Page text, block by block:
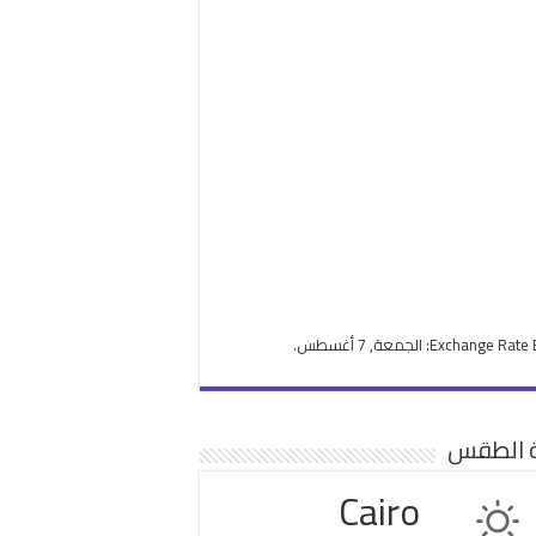
Exchange Rate: الجمعة, 7 أغسطس.
الطقس
Cairo